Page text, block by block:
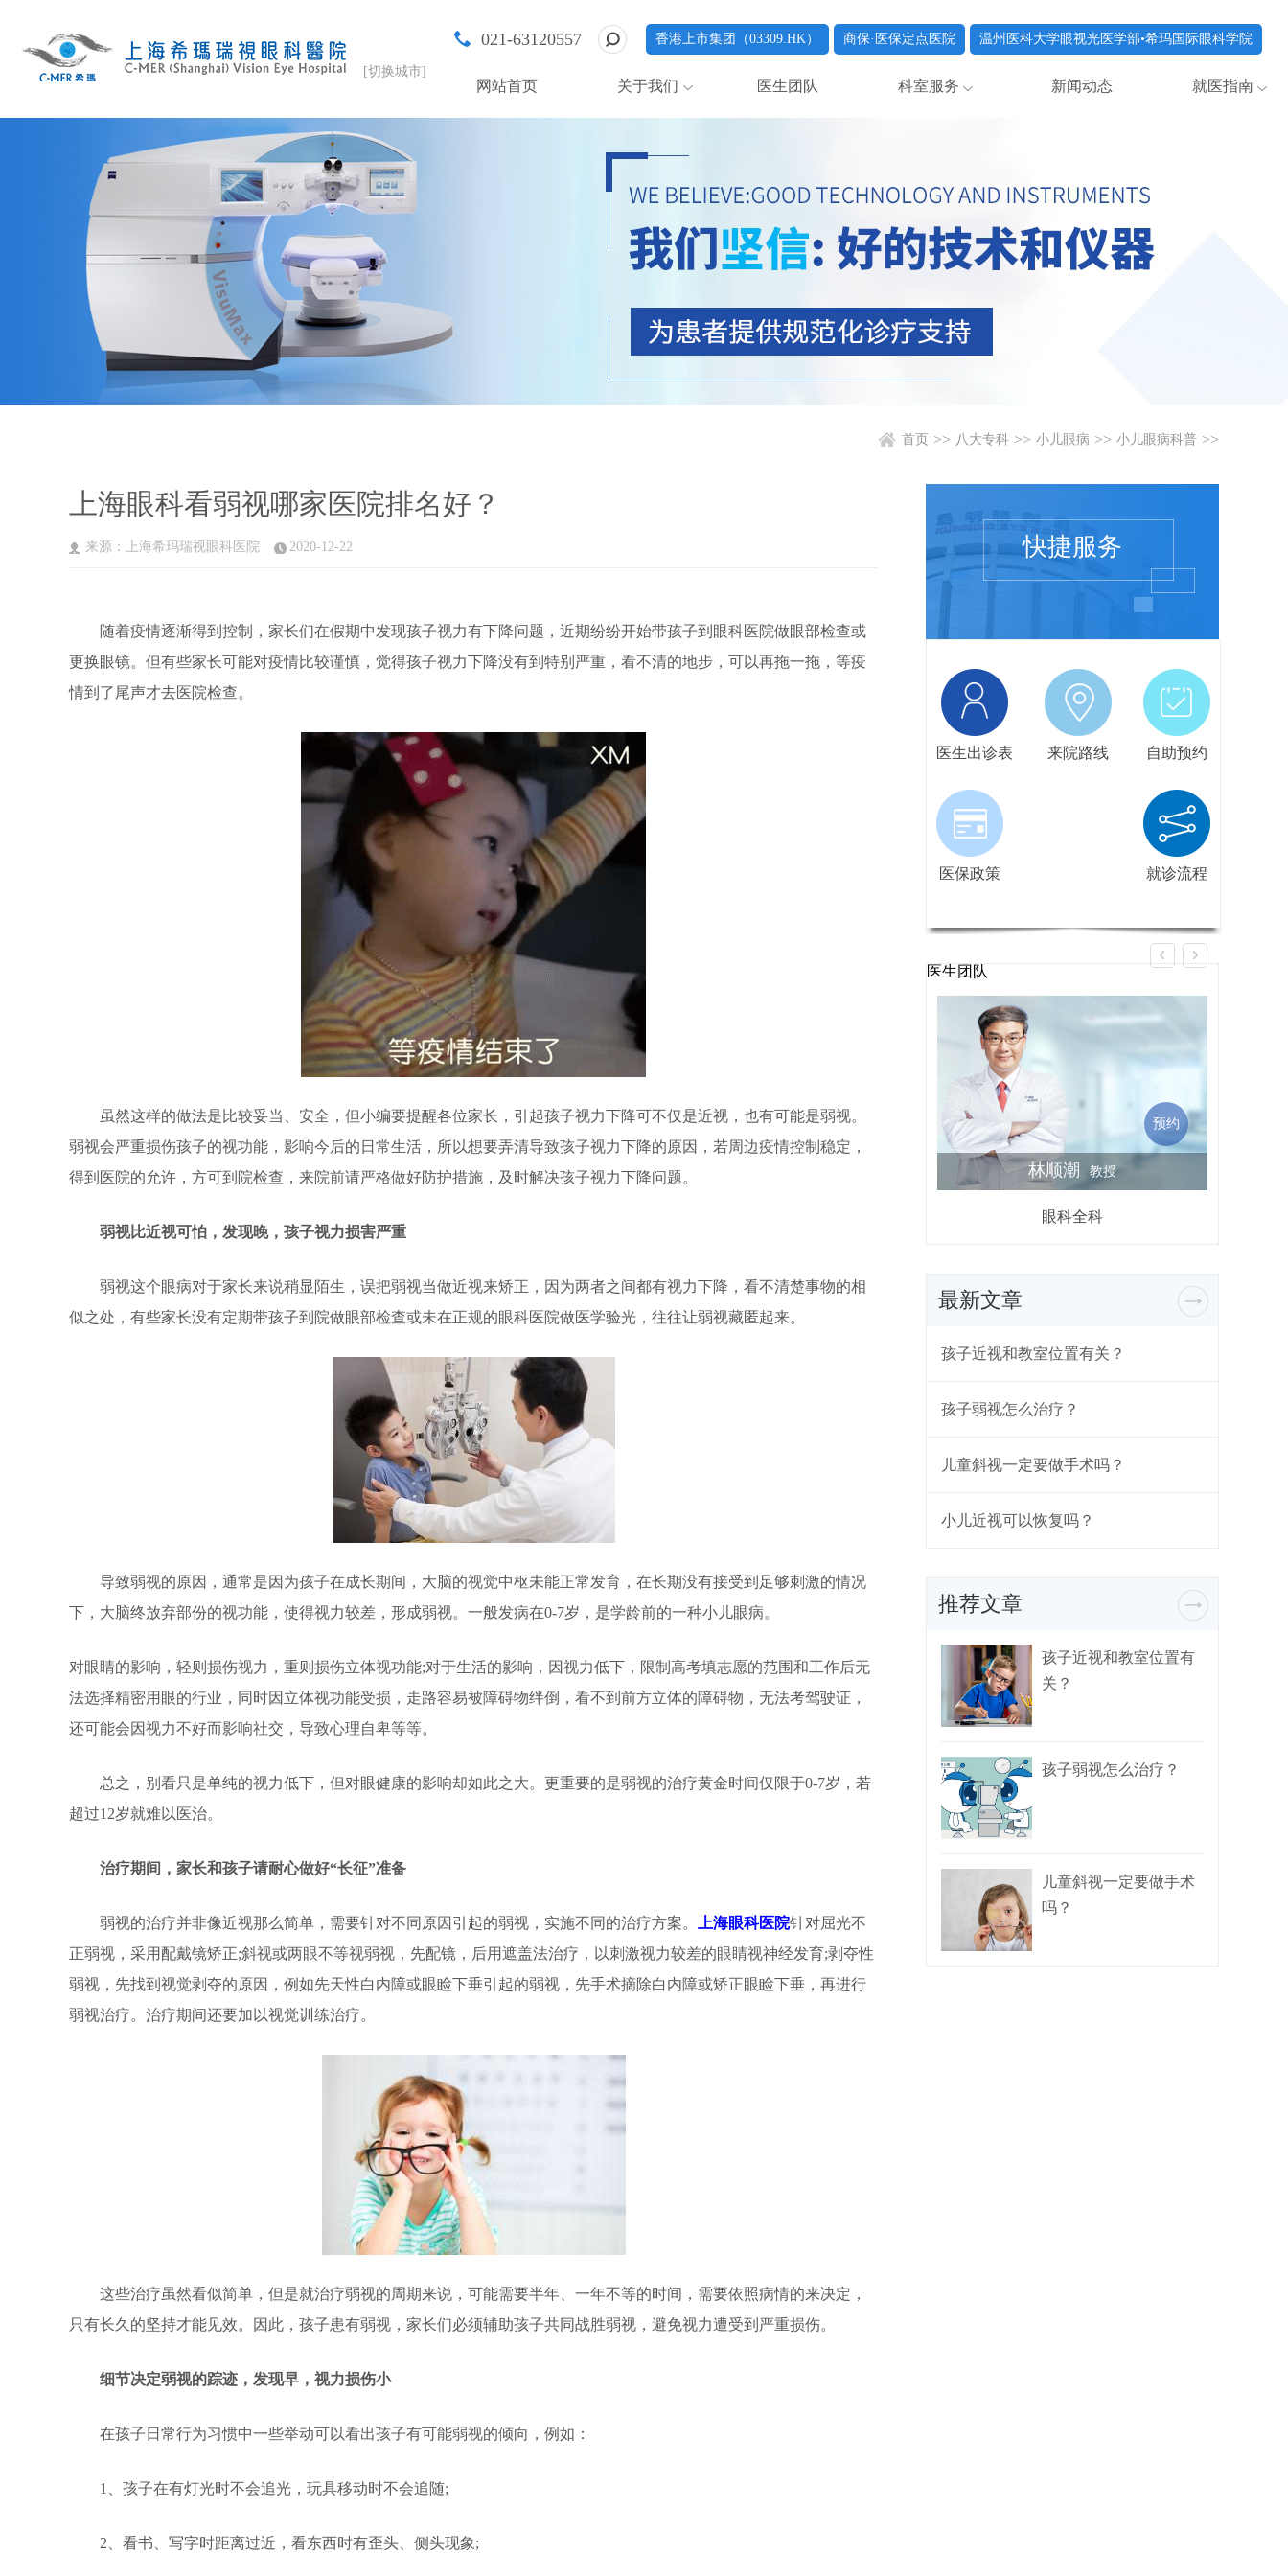
[切换城市]
021-63120557 香港上市集团（03309.HK） 商保·医保定点医院 温州医科大学眼视光医学部•希玛国际眼科学院
网站首页 关于我们 医生团队 科室服务 新闻动态 就医指南
首页 >> 八大专科 >> 小儿眼病 >> 小儿眼病科普 >>
上海眼科看弱视哪家医院排名好？
来源：上海希玛瑞视眼科医院 2020-12-22
随着疫情逐渐得到控制，家长们在假期中发现孩子视力有下降问题，近期纷纷开始带孩子到眼科医院做眼部检查或
更换眼镜。但有些家长可能对疫情比较谨慎，觉得孩子视力下降没有到特别严重，看不清的地步，可以再拖一拖，等疫
情到了尾声才去医院检查。
虽然这样的做法是比较妥当、安全，但小编要提醒各位家长，引起孩子视力下降可不仅是近视，也有可能是弱视。
弱视会严重损伤孩子的视功能，影响今后的日常生活，所以想要弄清导致孩子视力下降的原因，若周边疫情控制稳定，
得到医院的允许，方可到院检查，来院前请严格做好防护措施，及时解决孩子视力下降问题。
弱视比近视可怕，发现晚，孩子视力损害严重
弱视这个眼病对于家长来说稍显陌生，误把弱视当做近视来矫正，因为两者之间都有视力下降，看不清楚事物的相
似之处，有些家长没有定期带孩子到院做眼部检查或未在正规的眼科医院做医学验光，往往让弱视藏匿起来。
导致弱视的原因，通常是因为孩子在成长期间，大脑的视觉中枢未能正常发育，在长期没有接受到足够刺激的情况
下，大脑终放弃部份的视功能，使得视力较差，形成弱视。一般发病在0-7岁，是学龄前的一种小儿眼病。
对眼睛的影响，轻则损伤视力，重则损伤立体视功能;对于生活的影响，因视力低下，限制高考填志愿的范围和工作后无
法选择精密用眼的行业，同时因立体视功能受损，走路容易被障碍物绊倒，看不到前方立体的障碍物，无法考驾驶证，
还可能会因视力不好而影响社交，导致心理自卑等等。
总之，别看只是单纯的视力低下，但对眼健康的影响却如此之大。更重要的是弱视的治疗黄金时间仅限于0-7岁，若
超过12岁就难以医治。
治疗期间，家长和孩子请耐心做好“长征”准备
弱视的治疗并非像近视那么简单，需要针对不同原因引起的弱视，实施不同的治疗方案。 上海眼科医院‬‬‬针对屈光不
正弱视，采用配戴镜矫正;斜视或两眼不等视弱视，先配镜，后用遮盖法治疗，以刺激视力较差的眼睛视神经发育;剥夺性
弱视，先找到视觉剥夺的原因，例如先天性白内障或眼睑下垂引起的弱视，先手术摘除白内障或矫正眼睑下垂，再进行
弱视治疗。治疗期间还要加以视觉训练治疗。
这些治疗虽然看似简单，但是就治疗弱视的周期来说，可能需要半年、一年不等的时间，需要依照病情的来决定，
只有长久的坚持才能见效。因此，孩子患有弱视，家长们必须辅助孩子共同战胜弱视，避免视力遭受到严重损伤。
细节决定弱视的踪迹，发现早，视力损伤小
在孩子日常行为习惯中一些举动可以看出孩子有可能弱视的倾向，例如：
1、孩子在有灯光时不会追光，玩具移动时不会追随;
2、看书、写字时距离过近，看东西时有歪头、侧头现象;
快捷服务
医生出诊表 来院路线 自助预约
医保政策 就诊流程
医生团队
林顺潮 教授
预约
眼科全科
最新文章
孩子近视和教室位置有关？
孩子弱视怎么治疗？
儿童斜视一定要做手术吗？
小儿近视可以恢复吗？
推荐文章
孩子近视和教室位置有
关？
孩子弱视怎么治疗？
儿童斜视一定要做手术
吗？